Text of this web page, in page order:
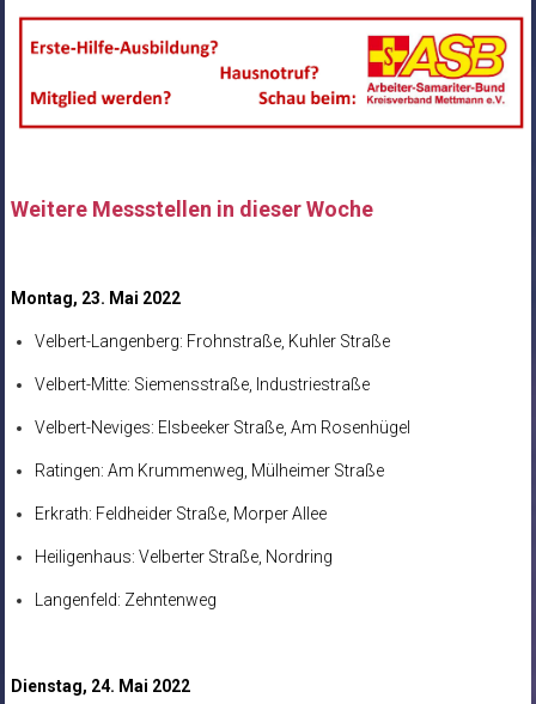
Weitere Messstellen in dieser Woche
Montag, 23. Mai 2022
Velbert-Langenberg: Frohnstraße, Kuhler Straße
Velbert-Mitte: Siemensstraße, Industriestraße
Velbert-Neviges: Elsbeeker Straße, Am Rosenhügel
Ratingen: Am Krummenweg, Mülheimer Straße
Erkrath: Feldheider Straße, Morper Allee
Heiligenhaus: Velberter Straße, Nordring
Langenfeld: Zehntenweg
Dienstag, 24. Mai 2022